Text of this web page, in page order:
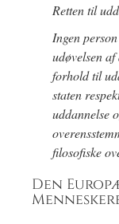
Retten til
Ingen
udøvelsen
forhold til
staten
uddannelse
filosofiske
Den